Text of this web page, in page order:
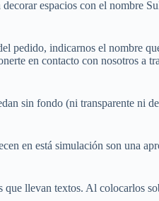
decorar espacios con el nombre
pedido, indicarnos el nombre
en contacto con nosotros a
sin fondo (ni transparente ni
en está simulación son una
llevan textos. Al colocarlos